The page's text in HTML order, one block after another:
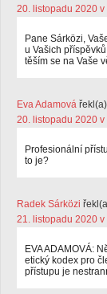
20. listopadu 2020 v
Pane Sárközi,
u Vašich
těším se na Vaše
Eva Adamová
20. listopadu 2020 v
Profesionální
to je?
Radek Sárközi
21. listopadu 2020 v
EVA ADAMOVÁ:
etický kodex pro
přístupu je